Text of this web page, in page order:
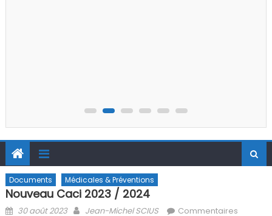
Documents Médicales & Préventions
Nouveau Caci 2023 / 2024
Posted on
30 août 2023 Author
Jean-Michel SCIUS
Commentaires